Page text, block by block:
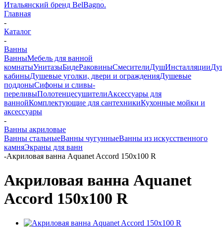
Итальянский бренд BelBagno.
Главная
-
Каталог
-
Ванны
ВанныМебель для ванной
комнатыУнитазыБидеРаковиныСмесителиДушИнсталляции
кабиныДушевые уголки, двери и огражденияДушевые
поддоныСифоны и сливы-
переливыПолотенцесушителиАксессуары для
ваннойКомплектующие для сантехникиКухонные мойки и
аксессуары
-
Ванны акриловые
Ванны стальныеВанны чугунныеВанны из искусственного
камняЭкраны для ванн
-Акриловая ванна Aquanet Accord 150x100 R
Акриловая ванна Aquanet
Accord 150x100 R